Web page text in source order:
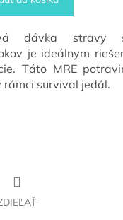
dávka stravy
je ideálnym
Táto MRE
rámci survival jedál.